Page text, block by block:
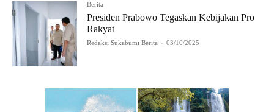
Berita
Presiden Prabowo Tegaskan Kebijakan Pro
Rakyat
Redaksi Sukabumi Berita - 03/10/2025